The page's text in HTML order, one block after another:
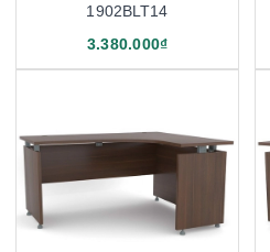
1902BLT14
3.380.000₫